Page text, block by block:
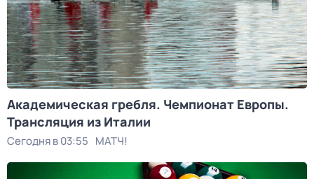
Академическая гребля. Чемпионат Европы.
Трансляция из Италии
Сегодня в 03:55 МАТЧ!